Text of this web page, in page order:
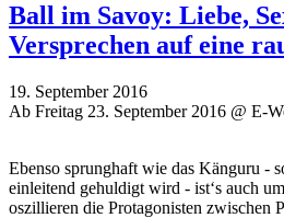
Ball im Savoy: Liebe,
Versprechen auf eine
19. September 2016
Ab Freitag 23. September 2016 @ E-
Ebenso sprunghaft wie das Känguru -
einleitend gehuldigt wird - ist‘s auch
oszillieren die Protagonisten zwischen